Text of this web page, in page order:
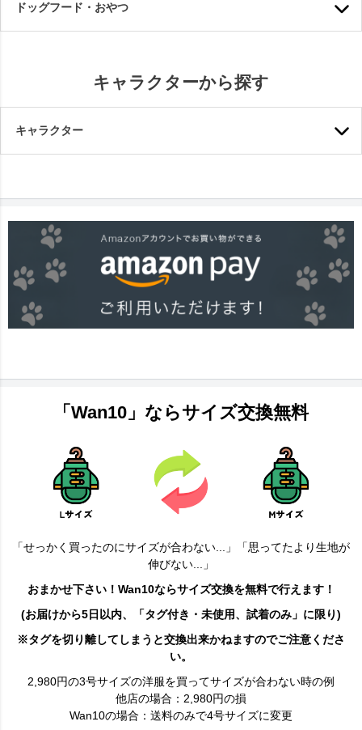
ドッグフード・おやつ
キャラクターから探す
キャラクター
「Wan10」ならサイズ交換無料
「せっかく買ったのにサイズが合わない...」「思ってたより生地が
伸びない...」
おまかせ下さい！Wan10ならサイズ交換を無料で行えます！
(お届けから5日以内、「タグ付き・未使用、試着のみ」に限り)
※タグを切り離してしまうと交換出来かねますのでご注意くださ
い。
2,980円の3号サイズの洋服を買ってサイズが合わない時の例
他店の場合：2,980円の損
Wan10の場合：送料のみで4号サイズに変更